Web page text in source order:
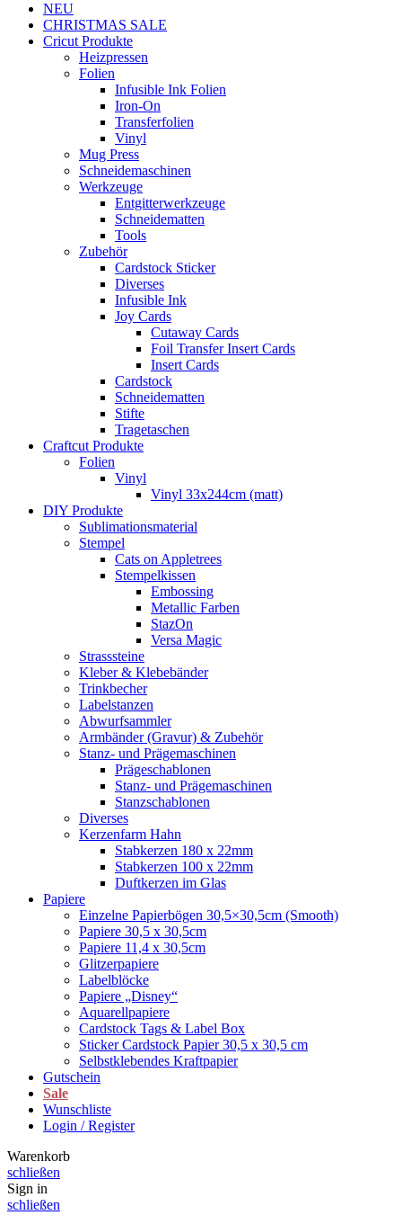
NEU
CHRISTMAS SALE
Cricut Produkte
Heizpressen
Folien
Infusible Ink Folien
Iron-On
Transferfolien
Vinyl
Mug Press
Schneidemaschinen
Werkzeuge
Entgitterwerkzeuge
Schneidematten
Tools
Zubehör
Cardstock Sticker
Diverses
Infusible Ink
Joy Cards
Cutaway Cards
Foil Transfer Insert Cards
Insert Cards
Cardstock
Schneidematten
Stifte
Tragetaschen
Craftcut Produkte
Folien
Vinyl
Vinyl 33x244cm (matt)
DIY Produkte
Sublimationsmaterial
Stempel
Cats on Appletrees
Stempelkissen
Embossing
Metallic Farben
StazOn
Versa Magic
Strasssteine
Kleber & Klebebänder
Trinkbecher
Labelstanzen
Abwurfsammler
Armbänder (Gravur) & Zubehör
Stanz- und Prägemaschinen
Prägeschablonen
Stanz- und Prägemaschinen
Stanzschablonen
Diverses
Kerzenfarm Hahn
Stabkerzen 180 x 22mm
Stabkerzen 100 x 22mm
Duftkerzen im Glas
Papiere
Einzelne Papierbögen 30,5×30,5cm (Smooth)
Papiere 30,5 x 30,5cm
Papiere 11,4 x 30,5cm
Glitzerpapiere
Labelblöcke
Papiere „Disney“
Aquarellpapiere
Cardstock Tags & Label Box
Sticker Cardstock Papier 30,5 x 30,5 cm
Selbstklebendes Kraftpapier
Gutschein
Sale
Wunschliste
Login / Register
Warenkorb
schließen
Sign in
schließen